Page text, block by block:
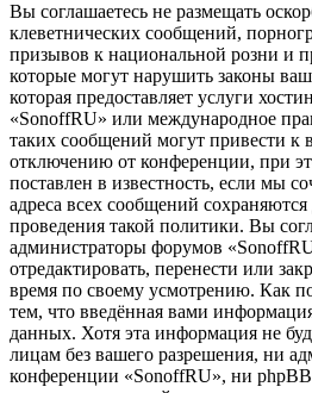
Вы соглашаетесь не размещать
клеветнических сообщений,
призывов к национальной розни и
которые могут нарушить законы
которая предоставляет услуги
«SonoffRU» или международное
таких сообщений могут привести к
отключению от конференции, при
поставлен в известность, если мы
адреса всех сообщений
проведения такой политики. Вы
администраторы форумов
отредактировать, перенести или
время по своему усмотрению. Как
тем, что введённая вами
данных. Хотя эта информация не
лицам без вашего разрешения, ни
конференции «SonoffRU», ни